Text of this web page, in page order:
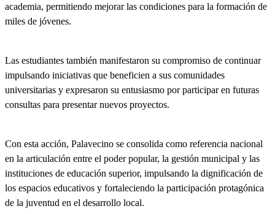
academia, permitiendo mejorar las condiciones para la formación de
miles de jóvenes.
Las estudiantes también manifestaron su compromiso de continuar
impulsando iniciativas que beneficien a sus comunidades
universitarias y expresaron su entusiasmo por participar en futuras
consultas para presentar nuevos proyectos.
Con esta acción, Palavecino se consolida como referencia nacional
en la articulación entre el poder popular, la gestión municipal y las
instituciones de educación superior, impulsando la dignificación de
los espacios educativos y fortaleciendo la participación protagónica
de la juventud en el desarrollo local.